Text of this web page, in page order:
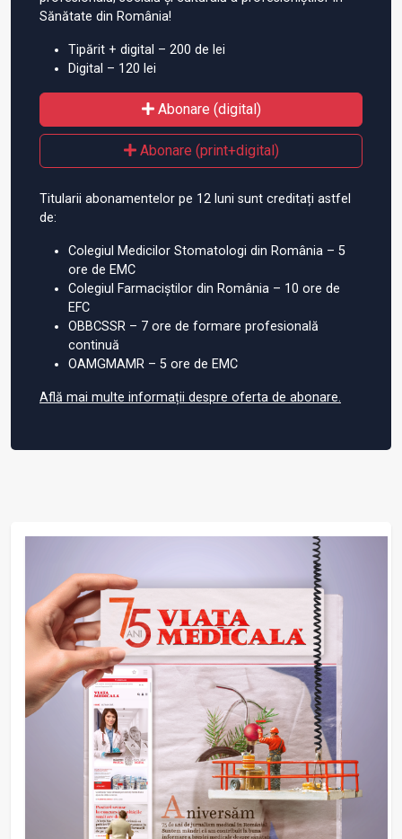
Sănătate din România!
Tipărit + digital – 200 de lei
Digital – 120 lei
Abonare (digital)
Abonare (print+digital)
Titularii abonamentelor pe 12 luni sunt creditați astfel
de:
Colegiul Medicilor Stomatologi din România – 5
ore de EMC
Colegiul Farmaciștilor din România – 10 ore de
EFC
OBBCSSR – 7 ore de formare profesională
continuă
OAMGMAMR – 5 ore de EMC
Află mai multe informații despre oferta de abonare.